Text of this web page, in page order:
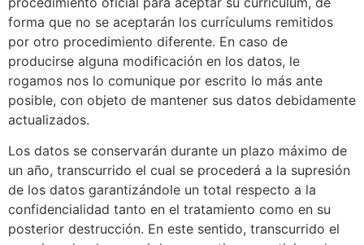
forma que no se aceptarán los currículums remitidos
por otro procedimiento diferente. En caso de
producirse alguna modificación en los datos, le
rogamos nos lo comunique por escrito lo más ante
posible, con objeto de mantener sus datos debidamente
actualizados.
Los datos se conservarán durante un plazo máximo de
un año, transcurrido el cual se procederá a la supresión
de los datos garantizándole un total respecto a la
confidencialidad tanto en el tratamiento como en su
posterior destrucción. En este sentido, transcurrido el